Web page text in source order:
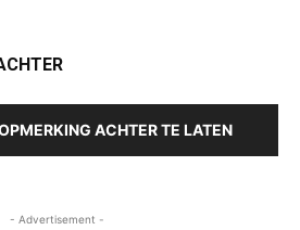
ACHTER TE LATEN
- Advertisement -